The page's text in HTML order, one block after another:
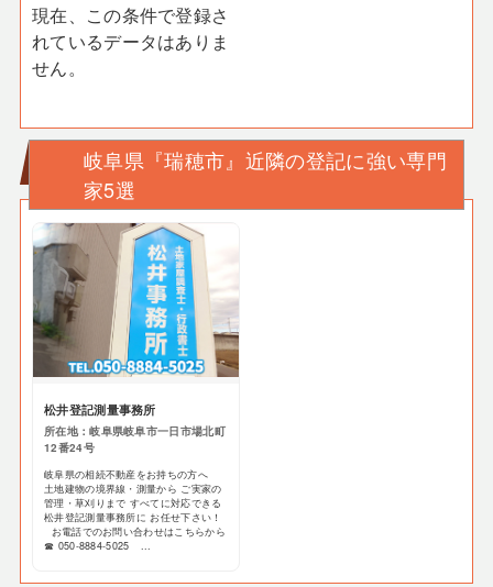
現在、この条件で登録さ
れているデータはありま
せん。
岐阜県『瑞穂市』近隣の登記に強い専門
家5選
松井登記測量事務所
所在地：岐阜県岐阜市一日市場北町
12番24号
岐阜県の相続不動産をお持ちの方へ
土地建物の境界線・測量から ご実家の
管理・草刈りまで すべてに対応できる
松井登記測量事務所に お任せ下さい！
お電話でのお問い合わせはこちらから
☎ 050-8884-5025 ...